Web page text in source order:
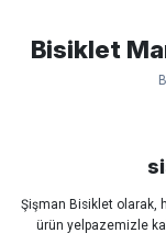
lastik yanak kısmından 3cm
normal sürüşe uygun
Bahriye Akay Tan | 21/07/
Siparişim problemsiz geldi
Bisiklet
Şişman Bisiklet olarak,
ürün yelpazemizle